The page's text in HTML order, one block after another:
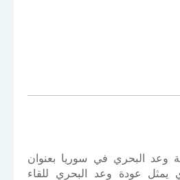
وعد البحري في سوريا بعنوان
يمثل عودة وعد البحري للقاء